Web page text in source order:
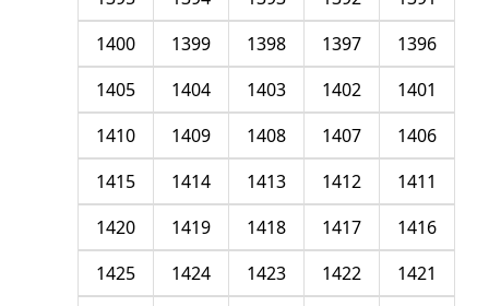
1396
1397
1398
1399
1400
1401
1402
1403
1404
1405
1406
1407
1408
1409
1410
1411
1412
1413
1414
1415
1416
1417
1418
1419
1420
1421
1422
1423
1424
1425